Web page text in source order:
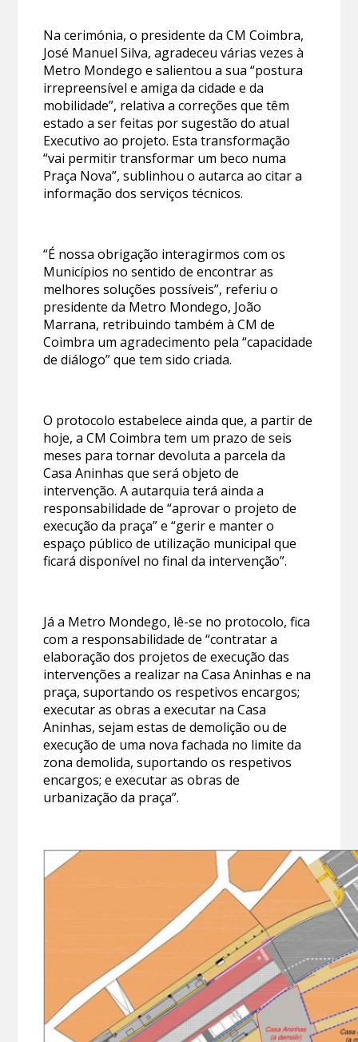
Na cerimónia, o presidente da CM Coimbra,
José Manuel Silva, agradeceu várias vezes à
Metro Mondego e salientou a sua “postura
irrepreensível e amiga da cidade e da
mobilidade”, relativa a correções que têm
estado a ser feitas por sugestão do atual
Executivo ao projeto. Esta transformação
“vai permitir transformar um beco numa
Praça Nova”, sublinhou o autarca ao citar a
informação dos serviços técnicos.
“É nossa obrigação interagirmos com os
Municípios no sentido de encontrar as
melhores soluções possíveis”, referiu o
presidente da Metro Mondego, João
Marrana, retribuindo também à CM de
Coimbra um agradecimento pela “capacidade
de diálogo” que tem sido criada.
O protocolo estabelece ainda que, a partir de
hoje, a CM Coimbra tem um prazo de seis
meses para tornar devoluta a parcela da
Casa Aninhas que será objeto de
intervenção. A autarquia terá ainda a
responsabilidade de “aprovar o projeto de
execução da praça” e “gerir e manter o
espaço público de utilização municipal que
ficará disponível no final da intervenção”.
Já a Metro Mondego, lê-se no protocolo, fica
com a responsabilidade de “contratar a
elaboração dos projetos de execução das
intervenções a realizar na Casa Aninhas e na
praça, suportando os respetivos encargos;
executar as obras a executar na Casa
Aninhas, sejam estas de demolição ou de
execução de uma nova fachada no limite da
zona demolida, suportando os respetivos
encargos; e executar as obras de
urbanização da praça”.